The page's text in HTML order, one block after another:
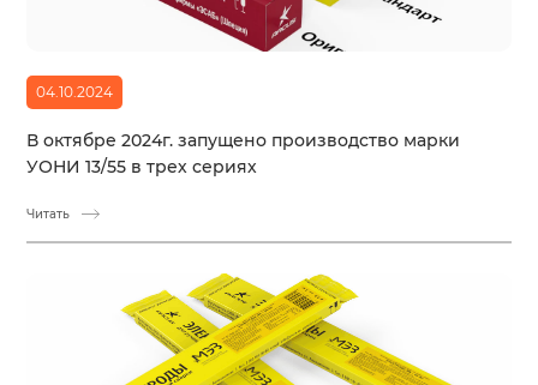
04.10.2024
В октябре 2024г. запущено производство марки
УОНИ 13/55 в трех сериях
Читать